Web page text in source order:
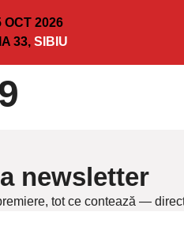
OCT 2026
33,SIBIU
newsletter
tot ce contează —